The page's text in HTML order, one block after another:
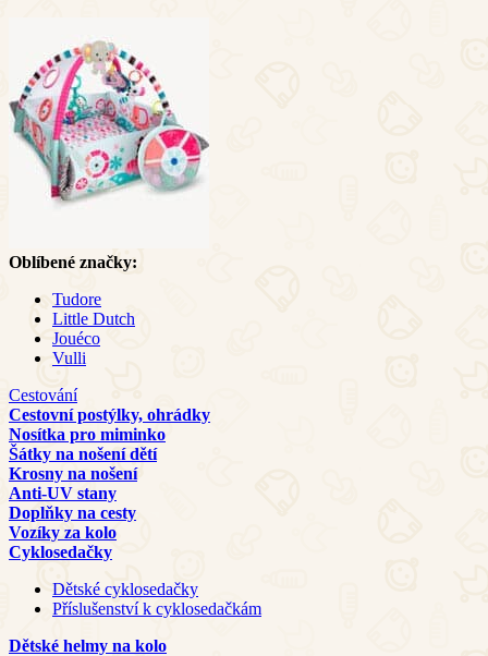
Oblíbené značky:
Tudore
Little Dutch
Jouéco
Vulli
Cestování
Cestovní postýlky, ohrádky
Nosítka pro miminko
Šátky na nošení dětí
Krosny na nošení
Anti-UV stany
Doplňky na cesty
Vozíky za kolo
Cyklosedačky
Dětské cyklosedačky
Příslušenství k cyklosedačkám
Dětské helmy na kolo